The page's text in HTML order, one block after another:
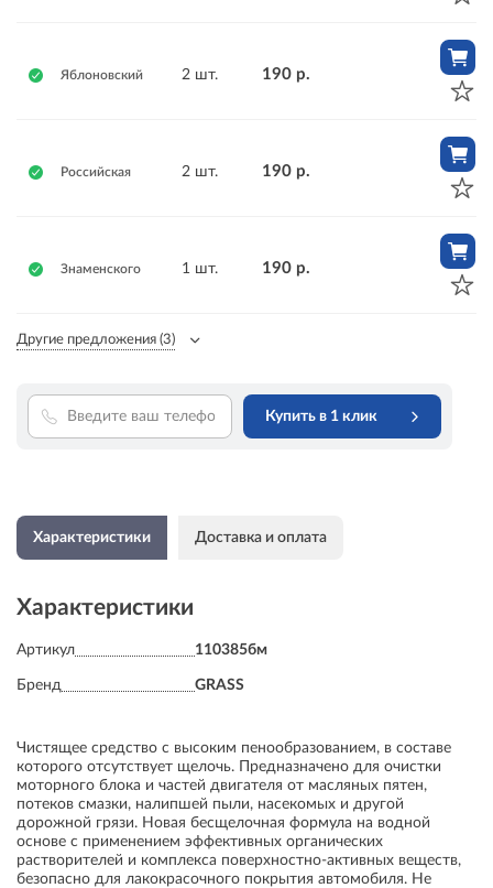
Яблоновский 2 шт. 190 р.
Российская 2 шт. 190 р.
Знаменского 1 шт. 190 р.
Другие предложения (3)
Купить в 1 клик
Характеристики Доставка и оплата
Характеристики
Артикул 110385бм
Бренд GRASS
Чистящее средство с высоким пенообразованием, в составе
которого отсутствует щелочь. Предназначено для очистки
моторного блока и частей двигателя от масляных пятен,
потеков смазки, налипшей пыли, насекомых и другой
дорожной грязи. Новая бесщелочная формула на водной
основе с применением эффективных органических
растворителей и комплекса поверхностно-активных веществ,
безопасно для лакокрасочного покрытия автомобиля. Не